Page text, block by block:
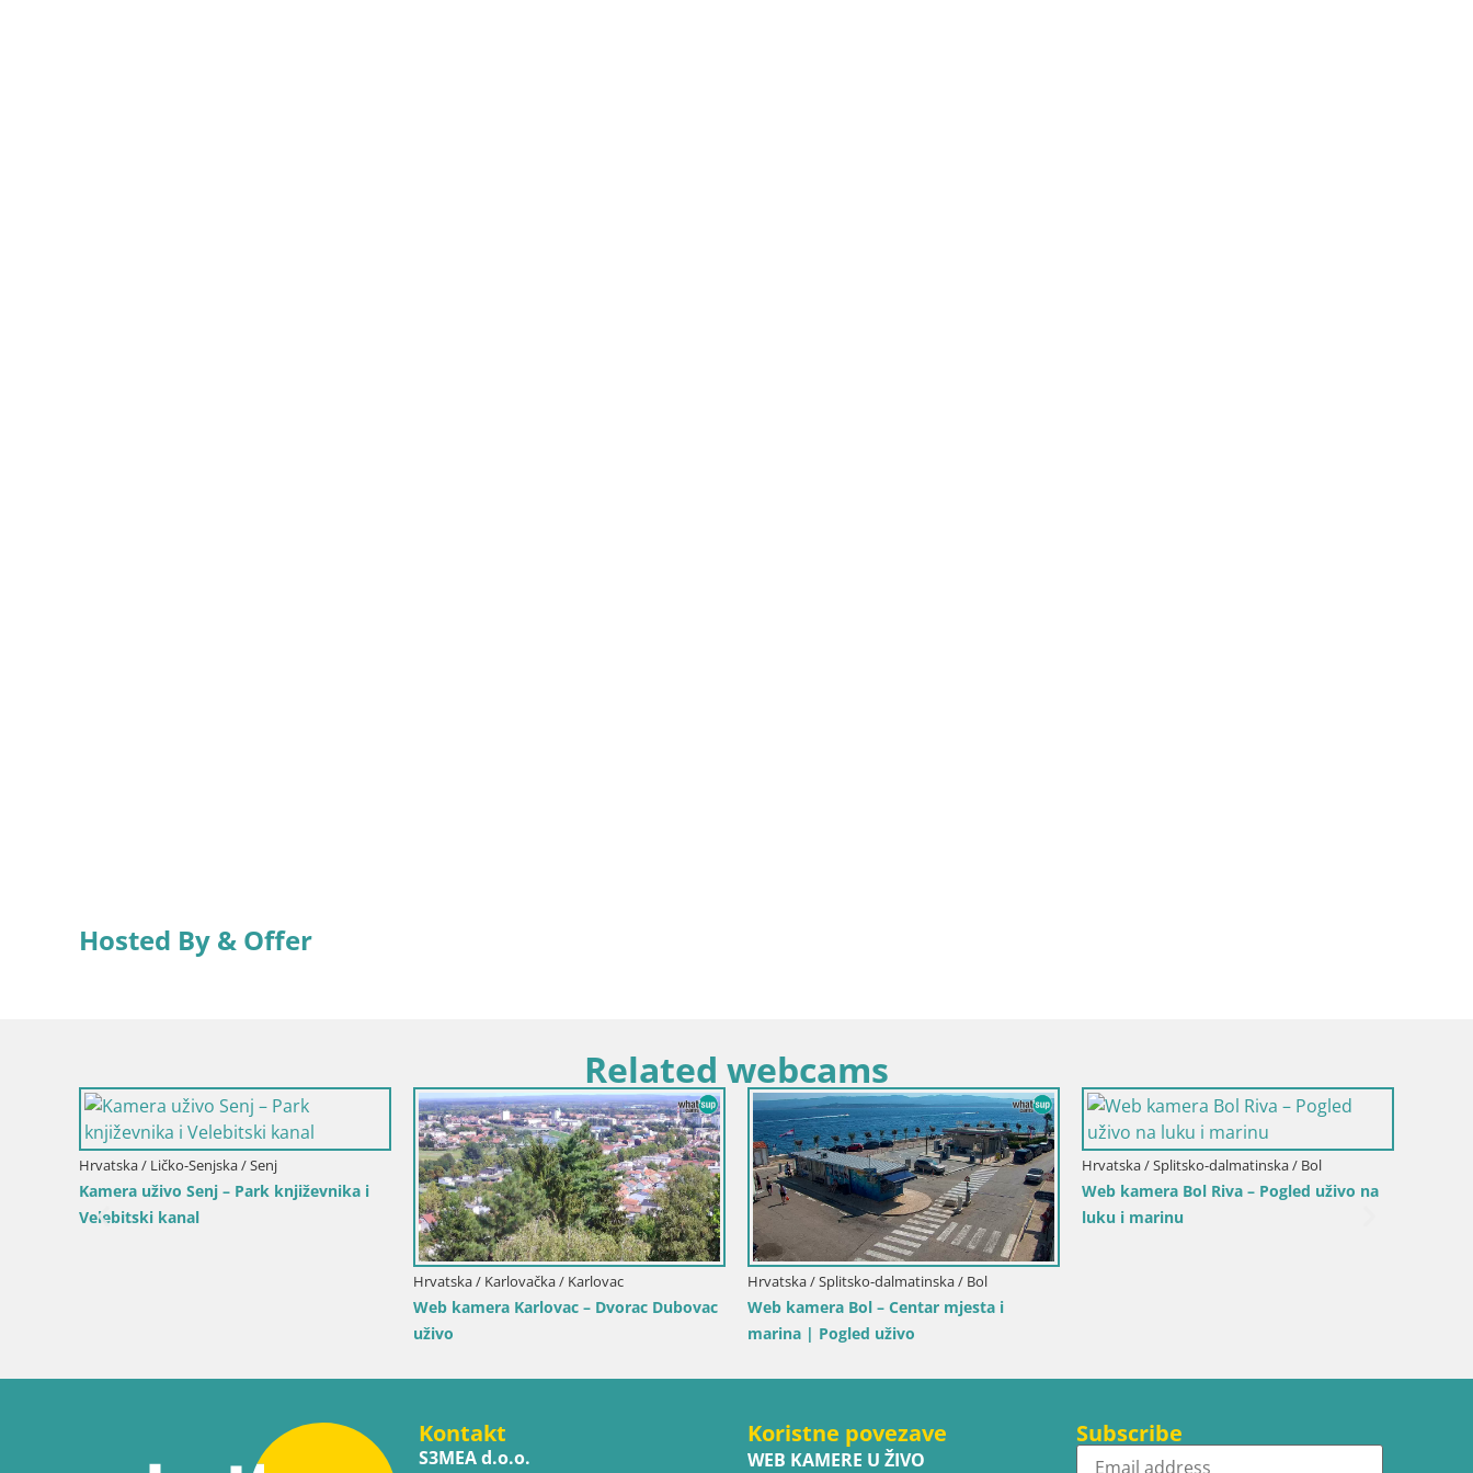
Hosted By & Offer
Related webcams
Hrvatska / Ličko-Senjska / Senj
Kamera uživo Senj – Park književnika i
Velebitski kanal
Hrvatska / Karlovačka / Karlovac
Web kamera Karlovac – Dvorac Dubovac
uživo
Hrvatska / Splitsko-dalmatinska / Bol
Web kamera Bol – Centar mjesta i
marina | Pogled uživo
Hrvatska / Splitsko-dalmatinska / Bol
Web kamera Bol Riva – Pogled uživo na
luku i marinu
Kontakt
S3MEA d.o.o.
Koristne povezave
WEB KAMERE U ŽIVO
Subscribe